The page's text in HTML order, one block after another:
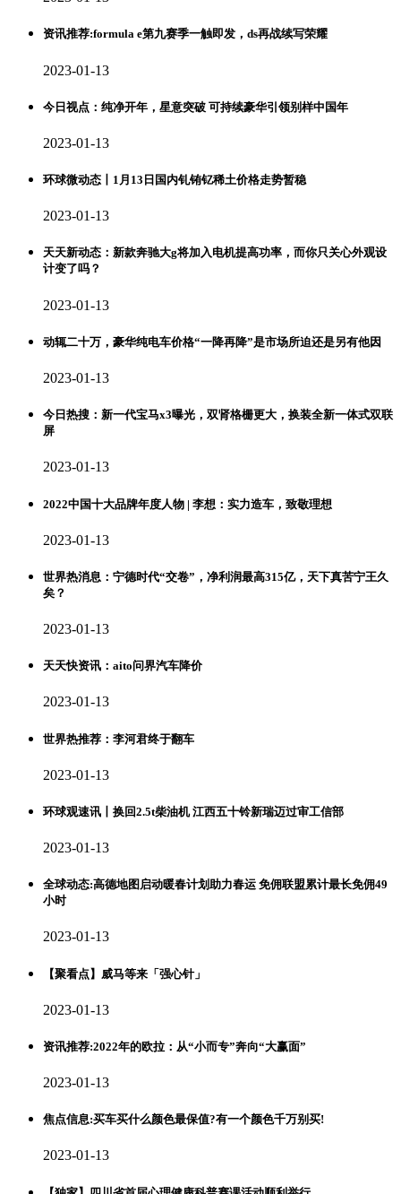
资讯推荐:formula e第九赛季一触即发，ds再战续写荣耀
2023-01-13
今日视点：纯净开年，星意突破 可持续豪华引领别样中国年
2023-01-13
环球微动态丨1月13日国内钆铕钇稀土价格走势暂稳
2023-01-13
天天新动态：新款奔驰大g将加入电机提高功率，而你只关心外观设
计变了吗？
2023-01-13
动辄二十万，豪华纯电车价格“一降再降”是市场所迫还是另有他因
2023-01-13
今日热搜：新一代宝马x3曝光，双肾格栅更大，换装全新一体式双联
屏
2023-01-13
2022中国十大品牌年度人物 | 李想：实力造车，致敬理想
2023-01-13
世界热消息：宁德时代“交卷”，净利润最高315亿，天下真苦宁王久
矣？
2023-01-13
天天快资讯：aito问界汽车降价
2023-01-13
世界热推荐：李河君终于翻车
2023-01-13
环球观速讯丨换回2.5t柴油机 江西五十铃新瑞迈过审工信部
2023-01-13
全球动态:高德地图启动暖春计划助力春运 免佣联盟累计最长免佣49
小时
2023-01-13
【聚看点】威马等来「强心针」
2023-01-13
资讯推荐:2022年的欧拉：从“小而专”奔向“大赢面”
2023-01-13
焦点信息:买车买什么颜色最保值?有一个颜色千万别买!
2023-01-13